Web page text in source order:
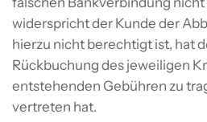
widerspricht der Kunde der
hierzu nicht berechtigt ist, hat
Rückbuchung des jeweiligen
entstehenden Gebühren zu
vertreten hat.